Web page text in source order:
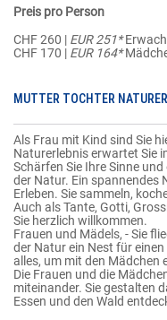
Preis pro Person
CHF 260 | EUR 251*
CHF 170 | EUR 164*
MUTTER TOCHTER
Als Frau mit Kind sind Sie
Naturerlebnis erwartet Sie
Schärfen Sie Ihre Sinne
der Natur. Ein spannendes
Erleben. Sie sammeln,
Auch als Tante, Gotti,
Sie herzlich willkommen.
Frauen und Mädels, - Sie
der Natur ein Nest für
alles, um mit den Mädchen
Die Frauen und die
miteinander. Sie gestalten
Essen und den Wald